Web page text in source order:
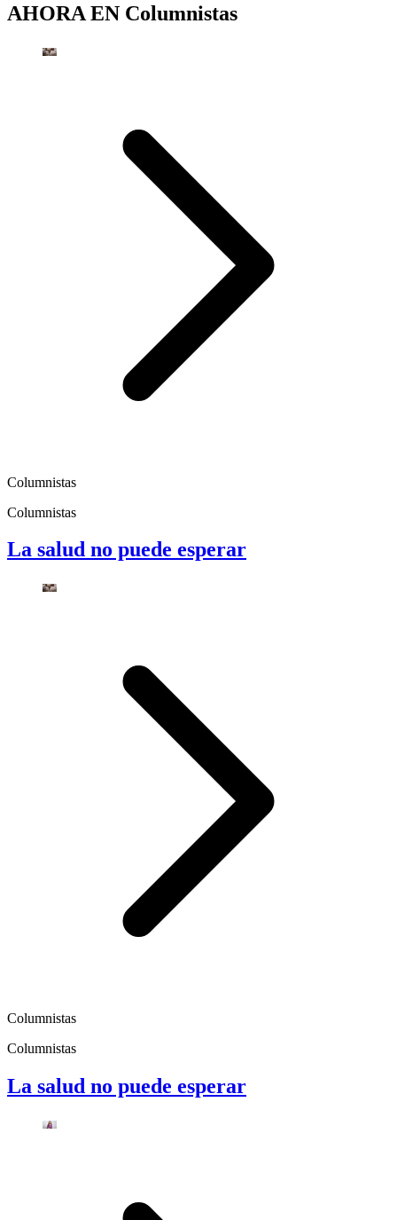
AHORA EN Columnistas
Columnistas
Columnistas
La salud no puede esperar
Columnistas
Columnistas
La salud no puede esperar